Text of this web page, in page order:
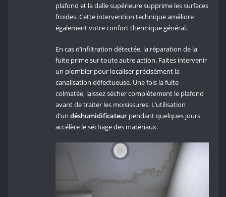
plafond et la dalle supérieure supprime les surfaces
froides. Cette intervention technique améliore
également votre confort thermique général.
En cas d’infiltration détectée, la réparation de la
fuite prime sur toute autre action. Faites intervenir
un plombier pour localiser précisément la
canalisation défectueuse. Une fois la fuite
colmatée, laissez sécher complètement le plafond
avant de traiter les moisissures. L’utilisation
d’undéshumidificateur pendant quelques jours
accélère le séchage des matériaux.